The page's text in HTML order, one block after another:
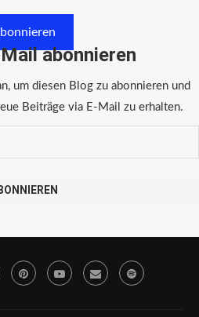
abonnieren
um diesen Blog zu abonnieren und
Beiträge via E-Mail zu erhalten.